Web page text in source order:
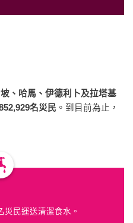
、哈馬、伊德利卜及拉塔基
名災民 。到目前為止，
災民運送清潔食水。